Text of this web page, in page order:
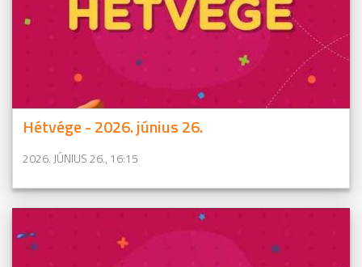
Hétvége - 2026. június 26.
2026. JÚNIUS 26., 16:15